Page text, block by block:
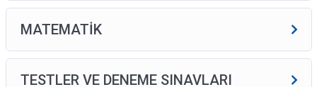
MATEMATİK
TESTLER VE DENEME SINAVLARI